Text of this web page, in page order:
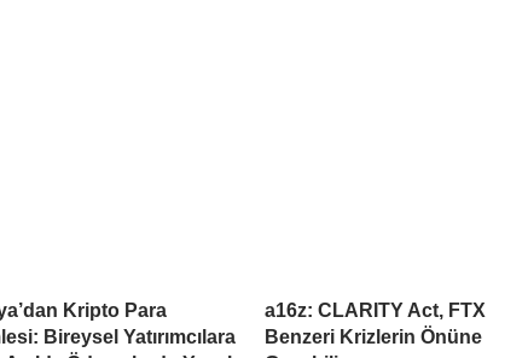
Kripto Para
Bireysel Yatırımcılara
a16z: CLARITY Act, FTX
Benzeri Krizlerin Önüne